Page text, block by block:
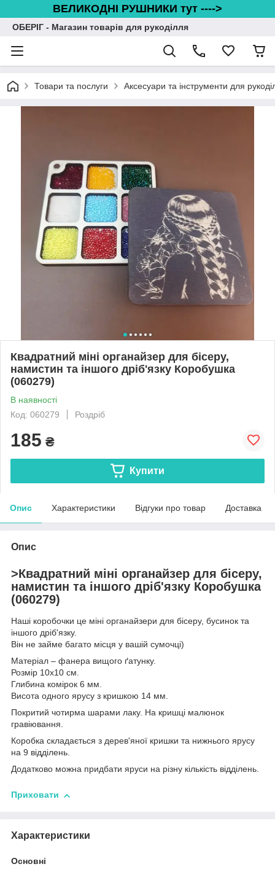
ВЕЛИКОДНІ РУШНИКИ тут ---->
ОБЕРІГ - Магазин товарів для рукоділля
Товари та послуги Аксесуари та інструменти для
Квадратний міні органайзер для бісеру,
намистин та іншого дріб'язку Коробушка
(060279)
В наявності
Код: 060279
Роздріб
185 ₴
Купити
Опис Характеристики Відгуки про товар Доставка
Опис
>Квадратний міні органайзер для бісеру,
намистин та іншого дріб'язку Коробушка
(060279)
Наші коробочки це міні органайзери для бісеру, бусинок та
іншого дріб'язку.
Він не займе багато місця у вашій сумочці)
Матеріал – фанера вищого ґатунку.
Розмір 10х10 см.
Глибина комірок 6 мм.
Висота одного ярусу з кришкою 14 мм.
Покритий чотирма шарами лаку. На кришці малюнок
гравіювання.
Коробка складається з дерев'яної кришки та нижнього ярусу
на 9 відділень.
Додатково можна придбати яруси на різну кількість відділень.
Приховати
Характеристики
Основні